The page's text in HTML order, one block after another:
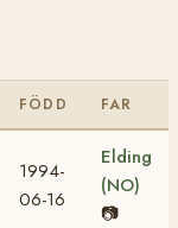
FÖDD FAR
1994-
06-16
Elding
(NO)
📷